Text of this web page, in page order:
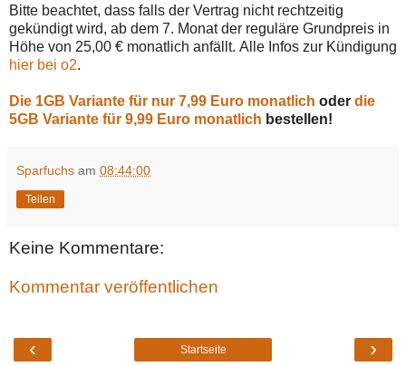
Bitte beachtet, dass falls der Vertrag nicht rechtzeitig
gekündigt wird, ab dem 7. Monat der reguläre Grundpreis in
Höhe von 25,00 € monatlich anfällt. Alle Infos zur Kündigung
hier bei o2.
Die 1GB Variante für nur 7,99 Euro monatlich oder die
5GB Variante für 9,99 Euro monatlich bestellen!
Sparfuchs am 08:44:00
Teilen
Keine Kommentare:
Kommentar veröffentlichen
‹ ›
Startseite